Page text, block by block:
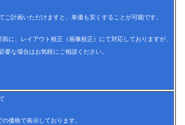
計画いただけますと、単価も安くすることが可能です。
に、レイアウト校正（画像校正）にて対応しておりますが、
要な場合はお気軽にご相談ください。
価格で表示しております。